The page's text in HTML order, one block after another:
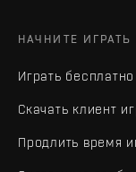
НАЧНИТЕ ИГРАТЬ
Играть бесплатно
Скачать клиент
Продлить время